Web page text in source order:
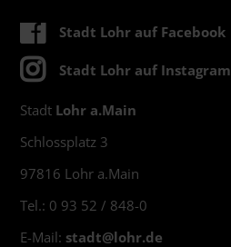
Stadt Lohr auf Facebook
Stadt Lohr auf Instagram
Stadt Lohr a.Main
Schlossplatz 3
97816 Lohr a.Main
Tel.: 0 93 52 / 848-0
E-Mail: stadt@lohr.de